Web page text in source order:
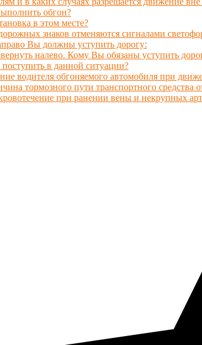
обгон?
в этом месте?
знаков отменяются сигналами
Вы должны уступить дорогу:
налево. Кому Вы обязаны уступить
в данной ситуации?
водителя обгоняемого автомобиля при
тормозного пути транспортного средства
при ранении вены и некрупных